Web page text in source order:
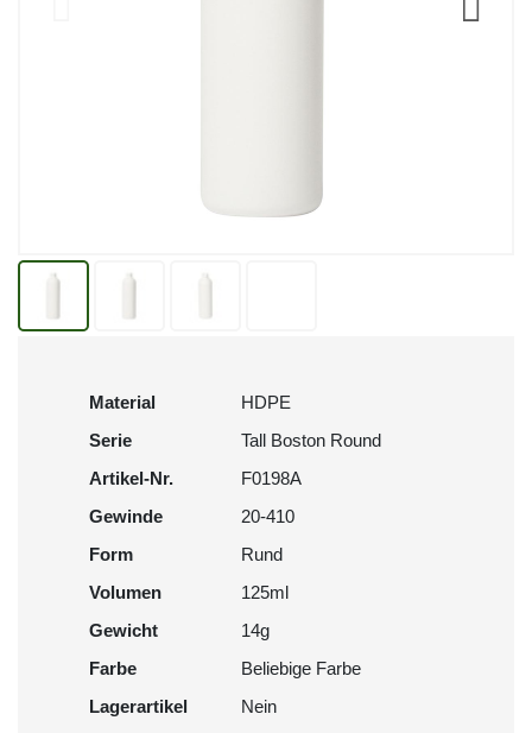
Material
HDPE
Serie
Tall Boston Round
Artikel-Nr.
F0198A
Gewinde
20-410
Form
Rund
Volumen
125ml
Gewicht
14g
Farbe
Beliebige Farbe
Lagerartikel
Nein